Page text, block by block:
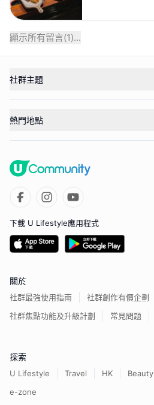
顯示所有留言(1)...
社群主題
熱門地點
下載 U Lifestyle應用程式
關於
社群最強使用指南
社群創作有價企劃
社群焦點功能及升級計劃
常見問題
探索
U Lifestyle Travel HK Beauty
e-zone